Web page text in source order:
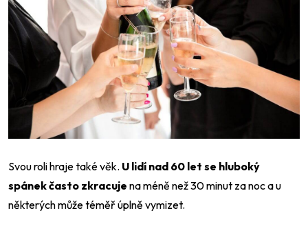
Svou roli hraje také věk. U lidí nad 60 let se hluboký
spánek často zkracuje na méně než 30 minut za noc a u
některých může téměř úplně vymizet.